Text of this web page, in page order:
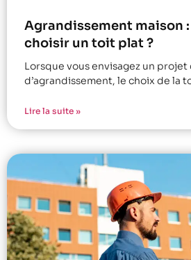
Agrandissement maison
choisir un toit plat ?
Lorsque vous envisagez un
d’agrandissement, le choix de la
Lire la suite »